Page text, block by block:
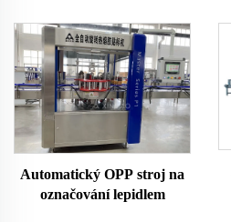
Automatický OPP stroj na
označování lepidlem